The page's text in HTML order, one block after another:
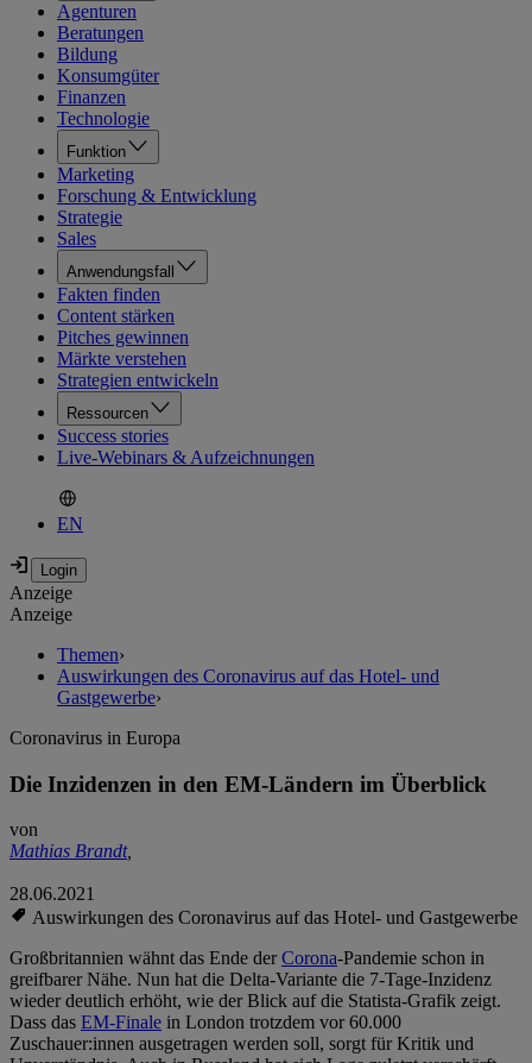
Agenturen
Beratungen
Bildung
Konsumgüter
Finanzen
Technologie
Funktion
Marketing
Forschung & Entwicklung
Strategie
Sales
Anwendungsfall
Fakten finden
Content stärken
Pitches gewinnen
Märkte verstehen
Strategien entwickeln
Ressourcen
Success stories
Live-Webinars & Aufzeichnungen
EN
Anzeige
Anzeige
Themen›
Auswirkungen des Coronavirus auf das Hotel- und
Gastgewerbe›
Coronavirus in Europa
Die Inzidenzen in den EM-Ländern im Überblick
von
Mathias Brandt,
28.06.2021
Auswirkungen des Coronavirus auf das Hotel- und Gastgewerbe
Großbritannien wähnt das Ende derCorona-Pandemie schon in
greifbarer Nähe. Nun hat die Delta-Variante die 7-Tage-Inzidenz
wieder deutlich erhöht, wie der Blick auf die Statista-Grafik zeigt.
Dass das EM-Finale in London trotzdem vor 60.000
Zuschauer:innen ausgetragen werden soll, sorgt für Kritik und